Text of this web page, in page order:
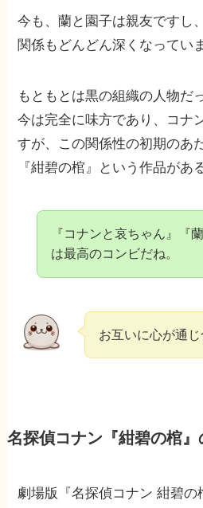
今も、蘭と園子は親友ですし
関係もどんどん深くなってい
もともとは黒の組織の人物だ
今は完全に味方であり、コナ
すが、この関係性の初期のあ
『紺碧の棺』という作品があ
『コナンと哀ちゃん』『
は最高のコンビだね。
お互いに心が通じ
名探偵コナン『紺碧の棺
劇場版『名探偵コナン 紺碧の